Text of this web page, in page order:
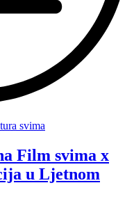
svima
Film svima x
u Ljetnom